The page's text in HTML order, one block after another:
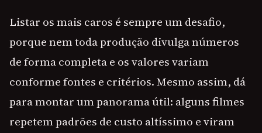
Listar os mais caros é sempre um desafio,
porque nem toda produção divulga números
de forma completa e os valores variam
conforme fontes e critérios. Mesmo assim, dá
para montar um panorama útil: alguns filmes
repetem padrões de custo altíssimo e viram